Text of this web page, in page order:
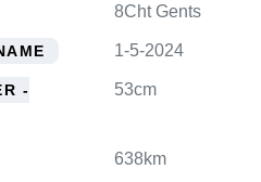
8Cht Gents
1-5-2024
-
53cm
638km